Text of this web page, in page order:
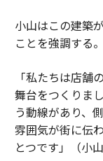
小山はこの建築
ことを強調する。
「私たちは店舗
舞台をつくりま
う動線があり、
雰囲気が街に伝
とつです」（小山